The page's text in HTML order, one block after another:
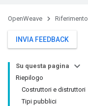
OpenWeave Riferimento
INVIA FEEDBACK
Su questa pagina
Riepilogo
Costruttori e distruttori
Tipi pubblici